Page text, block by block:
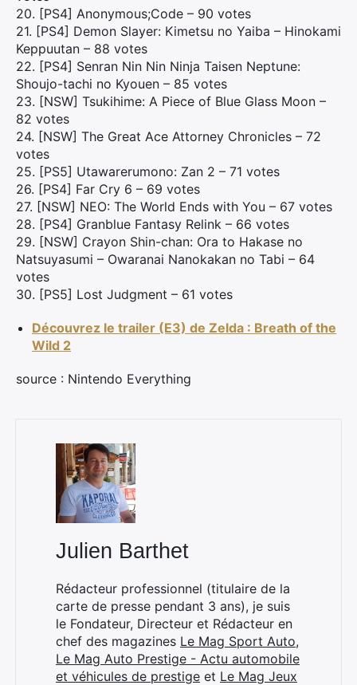
20. [PS4] Anonymous;Code – 90 votes
21. [PS4] Demon Slayer: Kimetsu no Yaiba – Hinokami
Keppuutan – 88 votes
22. [PS4] Senran Nin Nin Ninja Taisen Neptune:
Shoujo-tachi no Kyouen – 85 votes
23. [NSW] Tsukihime: A Piece of Blue Glass Moon –
82 votes
24. [NSW] The Great Ace Attorney Chronicles – 72
votes
25. [PS5] Utawarerumono: Zan 2 – 71 votes
26. [PS4] Far Cry 6 – 69 votes
27. [NSW] NEO: The World Ends with You – 67 votes
28. [PS4] Granblue Fantasy Relink – 66 votes
29. [NSW] Crayon Shin-chan: Ora to Hakase no
Natsuyasumi – Owaranai Nanokakan no Tabi – 64
votes
30. [PS5] Lost Judgment – 61 votes
Découvrez le trailer (E3) de Zelda : Breath of the
Wild 2
source : Nintendo Everything
Julien Barthet
Rédacteur professionnel (titulaire de la
carte de presse pendant 3 ans), je suis
le Fondateur, Directeur et Rédacteur en
chef des magazines Le Mag Sport Auto,
Le Mag Auto Prestige - Actu automobile
et véhicules de prestige et Le Mag Jeux
×
Rechercher
: